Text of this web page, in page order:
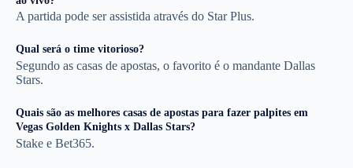
A partida pode ser assistida através do Star Plus.
Qual será o time vitorioso?
Segundo as casas de apostas, o favorito é o mandante Dallas
Stars.
Quais são as melhores casas de apostas para fazer palpites em
Vegas Golden Knights x Dallas Stars?
Stake e Bet365.